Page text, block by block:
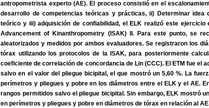
antropometrista experto (AE). El proceso consistió en el
desarrollo de competencias teóricas y prácticas, ii) Determinar
teórico y iii) adquisición de confiabilidad, el ELK realizó este
Advancement of Kinanthropometry (ISAK) II. Para este punto, se
aleatorizados y medidos por ambos evaluadores. Se registraron los
tórax utilizando los protocolos de la ISAK, para posteriormente
coeficiente de correlación de concordancia de Lin (CCC). El ETM fue el
salvo en el valor del pliegue bicipital, el que mostró un 5,60 %. La
perímetros y pliegues y pobre en los diámetros entre el ELK y el AE.
rangos permitidos salvo el pliegue bicipital. Sin embargo, ELK mostró
en perímetros y pliegues y pobre en diámetros de tórax en relación al